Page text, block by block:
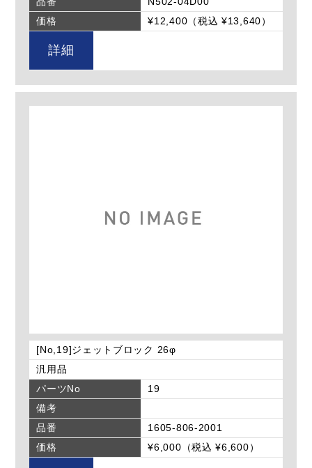
価格
¥12,400（税込 ¥13,640）
詳細
[No,19]ジェットブロック 26φ
汎用品
パーツNo
19
備考
品番
1605-806-2001
価格
¥6,000（税込 ¥6,600）